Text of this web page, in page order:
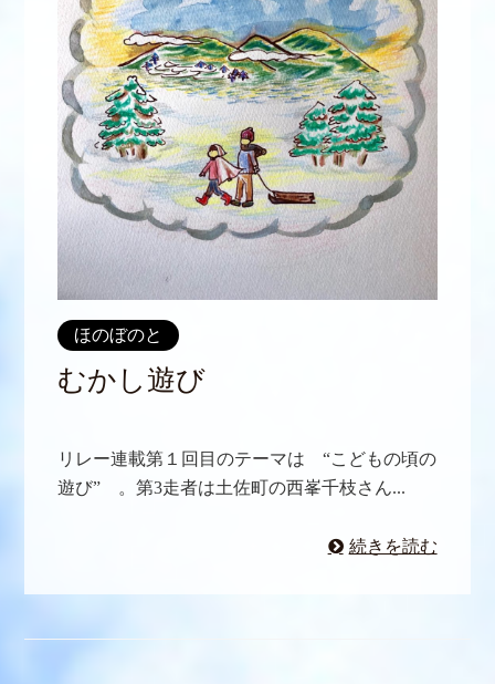
ほのぼのと
むかし遊び
リレー連載第１回目のテーマは “こどもの頃の
遊び” 。第3走者は土佐町の西峯千枝さん...
続きを読む